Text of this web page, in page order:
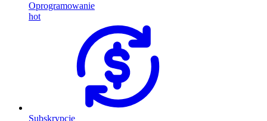
Oprogramowanie
hot
Subskrypcje